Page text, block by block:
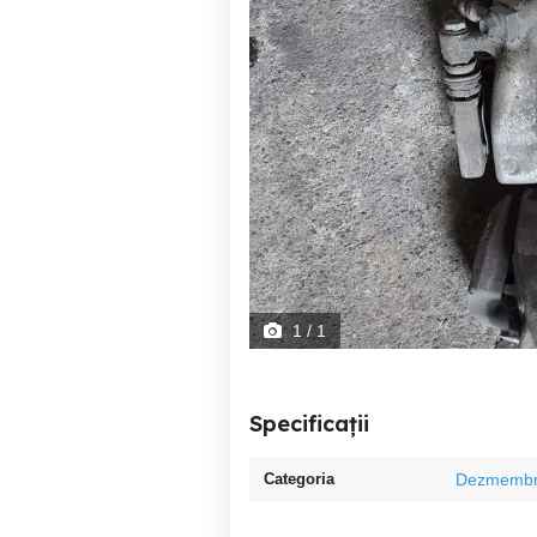
1/ 1
Specificații
Categoria